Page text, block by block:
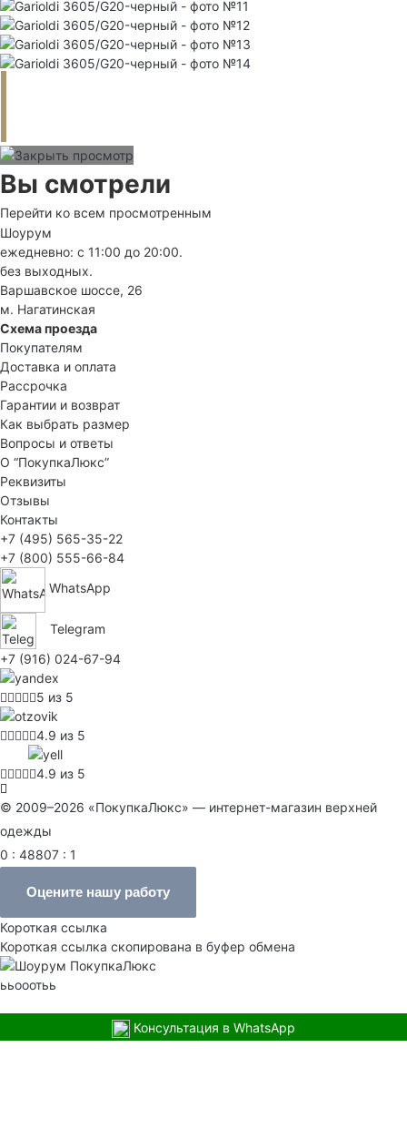
Вы смотрели
Перейти ко всем просмотренным
Шоурум
ежедневно: с 11:00 до 20:00.
без выходных.
Варшавское шоссе, 26
м. Нагатинская
Схема проезда
Покупателям
Доставка и оплата
Рассрочка
Гарантии и возврат
Как выбрать размер
Вопросы и ответы
О “ПокупкаЛюкс”
Реквизиты
Отзывы
Контакты
+7 (495) 565-35-22
+7 (800) 555-66-84
WhatsApp
Telegram
+7 (916) 024-67-94
5 из 5
4.9 из 5
4.9 из 5
© 2009–2026 «ПокупкаЛюкс» — интернет-магазин верхней
одежды
0 : 48807 : 1
Оцените нашу работу
Короткая ссылка
Короткая ссылка скопирована в буфер обмена
ььооотьь
Консультация в WhatsApp